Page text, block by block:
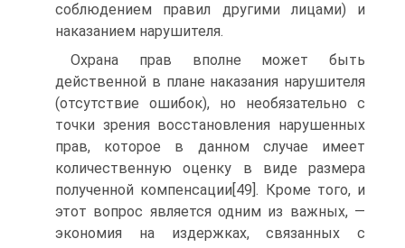
соблюдением правил другими лицами) и
наказанием нарушителя.
Охрана прав вполне может быть
действенной в плане наказания нарушителя
(отсутствие ошибок), но необязательно с
точки зрения восстановления нарушенных
прав, которое в данном случае имеет
количественную оценку в виде размера
полученной компенсации[49]. Кроме того, и
этот вопрос является одним из важных, —
экономия на издержках, связанных с